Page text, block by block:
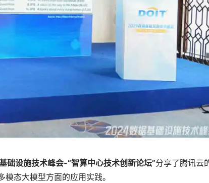
础设施技术峰会-“智算中心技术创新论坛”分享了腾讯云
态大模型方面的应用实践。